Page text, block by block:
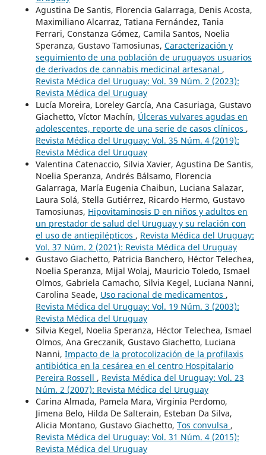
Agustina De Santis, Florencia Galarraga, Denis Acosta,
Maximiliano Alcarraz, Tatiana Fernández, Tania
Ferrari, Constanza Gómez, Camila Santos, Noelia
Speranza, Gustavo Tamosiunas, Caracterización y
seguimiento de una población de uruguayos usuarios
de derivados de cannabis medicinal artesanal ,
Revista Médica del Uruguay: Vol. 39 Núm. 2 (2023):
Revista Médica del Uruguay
Lucía Moreira, Loreley García, Ana Casuriaga, Gustavo
Giachetto, Víctor Machín, Úlceras vulvares agudas en
adolescentes, reporte de una serie de casos clínicos ,
Revista Médica del Uruguay: Vol. 35 Núm. 4 (2019):
Revista Médica del Uruguay
Valentina Catenaccio, Silvia Xavier, Agustina De Santis,
Noelia Speranza, Andrés Bálsamo, Florencia
Galarraga, María Eugenia Chaibun, Luciana Salazar,
Laura Solá, Stella Gutiérrez, Ricardo Hermo, Gustavo
Tamosiunas, Hipovitaminosis D en niños y adultos en
un prestador de salud del Uruguay y su relación con
el uso de antiepilépticos , Revista Médica del Uruguay:
Vol. 37 Núm. 2 (2021): Revista Médica del Uruguay
Gustavo Giachetto, Patricia Banchero, Héctor Telechea,
Noelia Speranza, Mijal Wolaj, Mauricio Toledo, Ismael
Olmos, Gabriela Camacho, Silvia Kegel, Luciana Nanni,
Carolina Seade, Uso racional de medicamentos ,
Revista Médica del Uruguay: Vol. 19 Núm. 3 (2003):
Revista Médica del Uruguay
Silvia Kegel, Noelia Speranza, Héctor Telechea, Ismael
Olmos, Ana Greczanik, Gustavo Giachetto, Luciana
Nanni, Impacto de la protocolización de la profilaxis
antibiótica en la cesárea en el centro Hospitalario
Pereira Rossell , Revista Médica del Uruguay: Vol. 23
Núm. 2 (2007): Revista Médica del Uruguay
Carina Almada, Pamela Mara, Virginia Perdomo,
Jimena Belo, Hilda De Salterain, Esteban Da Silva,
Alicia Montano, Gustavo Giachetto, Tos convulsa ,
Revista Médica del Uruguay: Vol. 31 Núm. 4 (2015):
Revista Médica del Uruguay